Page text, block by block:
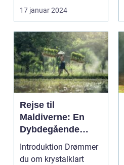
blanding af g...
17 januar 2024
Rejse til
Maldiverne: En
Dybdegående
Oplevelse af
Paradis
Introduktion Drømmer
du om krystalklart